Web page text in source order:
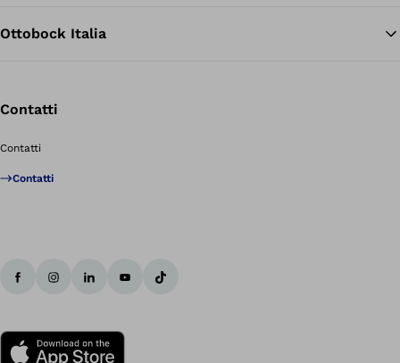
Ottobock Italia
Contatti
Contatti
Contatti